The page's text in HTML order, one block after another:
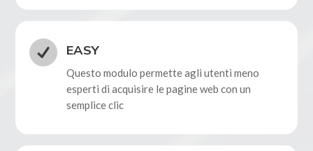
EASY
Questo modulo permette agli utenti meno
esperti di acquisire le pagine web con un
semplice clic